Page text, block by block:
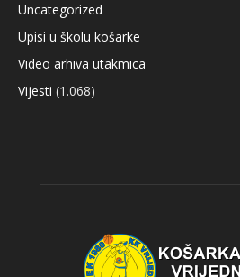
Uncategorized
Upisi u školu košarke
Video arhiva utakmica
Vijesti (1.068)